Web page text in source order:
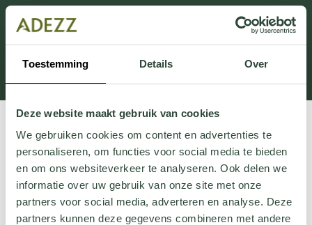
Toestemming Details Over
Deze website maakt gebruik van cookies
We gebruiken cookies om content en advertenties te
personaliseren, om functies voor social media te bieden
en om ons websiteverkeer te analyseren. Ook delen we
informatie over uw gebruik van onze site met onze
partners voor social media, adverteren en analyse. Deze
partners kunnen deze gegevens combineren met andere
This section is currently under maintenance.
If you are missing information, you can call us at +31
413 745 423 or email us at